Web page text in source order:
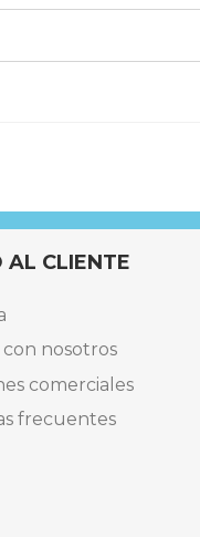
AL CLIENTE
nosotros
comerciales
frecuentes